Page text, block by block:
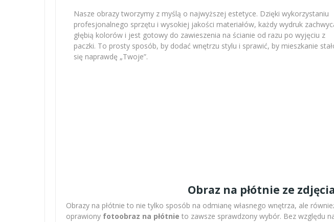
Nasze obrazy tworzymy z myślą o najwyższej estetyce. Dzięki wykorzystaniu
profesjonalnego sprzętu i wysokiej jakości materiałów, każdy wydruk
głębią kolorów i jest gotowy do zawieszenia na ścianie od razu po wyjęciu z
paczki. To prosty sposób, by dodać wnętrzu stylu i sprawić, by mieszkanie
się naprawdę „Twoje”.
Obraz na płótnie ze
Obrazy na płótnie to nie tylko sposób na odmianę własnego wnętrza, ale
oprawiony fotoobraz na płótnie to zawsze sprawdzony wybór. Bez względu